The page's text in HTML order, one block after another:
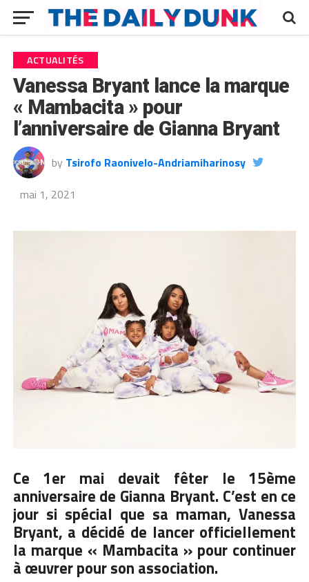
ACTUALITÉS
Vanessa Bryant lance la marque
« Mambacita » pour
l’anniversaire de Gianna Bryant
by Tsirofo Raonivelo-Andriamiharinosy
mai 1, 2021
Ce 1er mai devait fêter le 15ème
anniversaire de Gianna Bryant. C’est en ce
jour si spécial que sa maman, Vanessa
Bryant, a décidé de lancer officiellement
la marque « Mambacita » pour continuer
à œuvrer pour son association.